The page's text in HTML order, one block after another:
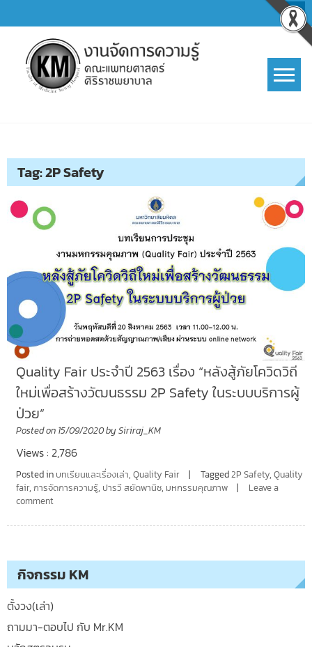
to
content
Tag:2P Safety
Quality Fair ประจำปี 2563 เรื่อง “หลังสู้ภัยโควิดวิถี
ใหม่เพื่อสร้างวัฒนธรรม 2P Safety ในระบบบริการผู้
ป่วย”
Posted on 15/09/2020by Siriraj_KM
Views : 2,786
Posted in บทเรียนและเรื่องเล่า, Quality Fair Tagged2P Safety, Quality
fair, การจัดการความรู้, ปารวี สยัดพานิช, มหกรรมคุณภาพ
Leave a
comment
กิจกรรม KM
ตั้งวง(เล่า)
ถามมา-ตอบไป กับ Mr.KM